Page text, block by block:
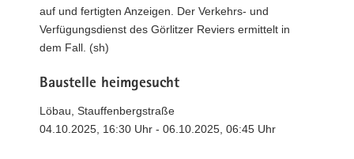
auf und fertigten Anzeigen. Der Verkehrs- und
Verfügungsdienst des Görlitzer Reviers ermittelt in
dem Fall. (sh)
Baustelle heimgesucht
Löbau, Stauffenbergstraße
04.10.2025, 16:30 Uhr - 06.10.2025, 06:45 Uhr